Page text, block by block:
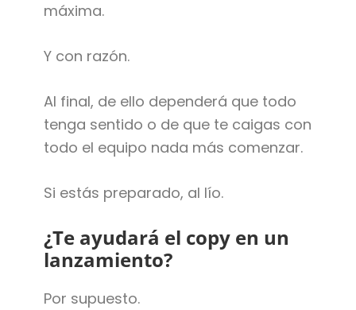
máxima.
Y con razón.
Al final, de ello dependerá que todo
tenga sentido o de que te caigas con
todo el equipo nada más comenzar.
Si estás preparado, al lío.
¿Te ayudará el copy en un
lanzamiento?
Por supuesto.